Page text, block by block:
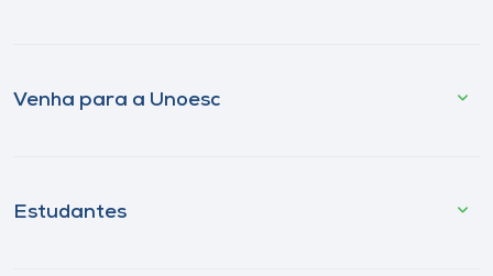
Venha para a Unoesc
Estudantes